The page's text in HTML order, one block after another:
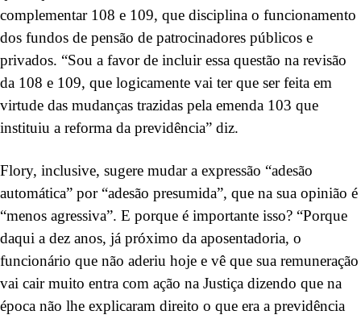
complementar 108 e 109, que disciplina o funcionamento
dos fundos de pensão de patrocinadores públicos e
privados. “Sou a favor de incluir essa questão na revisão
da 108 e 109, que logicamente vai ter que ser feita em
virtude das mudanças trazidas pela emenda 103 que
instituiu a reforma da previdência” diz.
Flory, inclusive, sugere mudar a expressão “adesão
automática” por “adesão presumida”, que na sua opinião é
“menos agressiva”. E porque é importante isso? “Porque
daqui a dez anos, já próximo da aposentadoria, o
funcionário que não aderiu hoje e vê que sua remuneração
vai cair muito entra com ação na Justiça dizendo que na
época não lhe explicaram direito o que era a previdência